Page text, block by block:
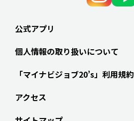
公式アプリ
個人情報の取り扱いについて
「マイナビジョブ20’s」利用規約
アクセス